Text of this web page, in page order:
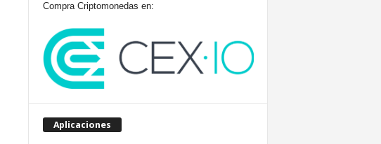
Compra Criptomonedas en:
Aplicaciones